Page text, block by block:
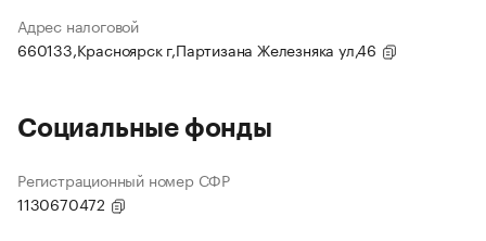
Адрес налоговой
660133,Красноярск г,Партизана Железняка ул,46
Социальные фонды
Регистрационный номер СФР
1130670472